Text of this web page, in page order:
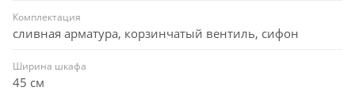
Комплектация
сливная арматура, корзинчатый вентиль, сифон
Ширина шкафа
45 см